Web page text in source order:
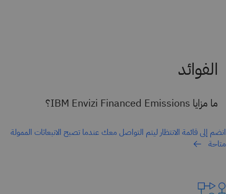
ما مزايا IBM Envizi Financed Emissions؟
انضم إلى قائمة الانتظار ليتم التواصل معك عندما تصبح الانبعاثات الممولة
متاحة